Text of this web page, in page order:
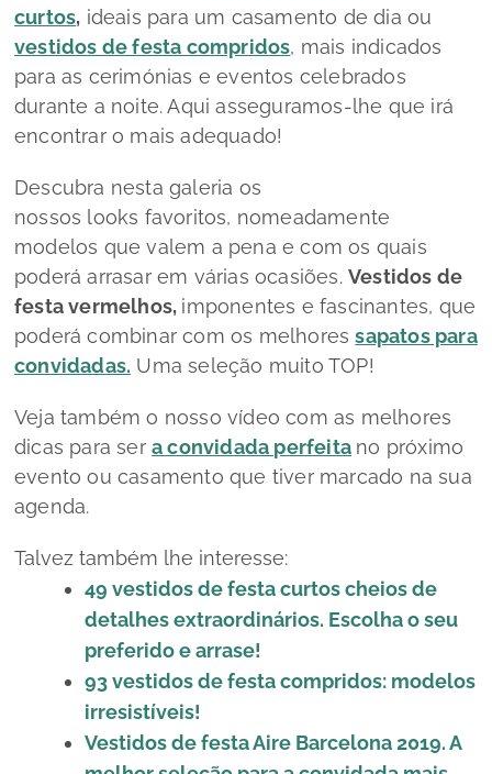
curtos, ideais para um casamento de dia ou
vestidos de festa compridos, mais indicados
para as cerimónias e eventos celebrados
durante a noite. Aqui asseguramos-lhe que irá
encontrar o mais adequado!
Descubra nesta galeria os
nossos looks favoritos, nomeadamente
modelos que valem a pena e com os quais
poderá arrasar em várias ocasiões.Vestidos de
festa vermelhos, imponentes e fascinantes, que
poderá combinar com os melhoressapatos para
convidadas. Uma seleção muito TOP!
Veja também o nosso vídeo com as melhores
dicas para ser a convidada perfeita no próximo
evento ou casamento que tiver marcado na sua
agenda.
Talvez também lhe interesse:
49 vestidos de festa curtos cheios de
detalhes extraordinários. Escolha o seu
preferido e arrase!
93 vestidos de festa compridos: modelos
irresistíveis!
Vestidos de festa Aire Barcelona 2019. A